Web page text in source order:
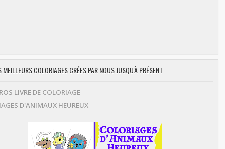
MEILLEURS COLORIAGES CRÉES PAR NOUS JUSQU'À PRÉSENT
LIVRE DE COLORIAGE
D'ANIMAUX HEUREUX